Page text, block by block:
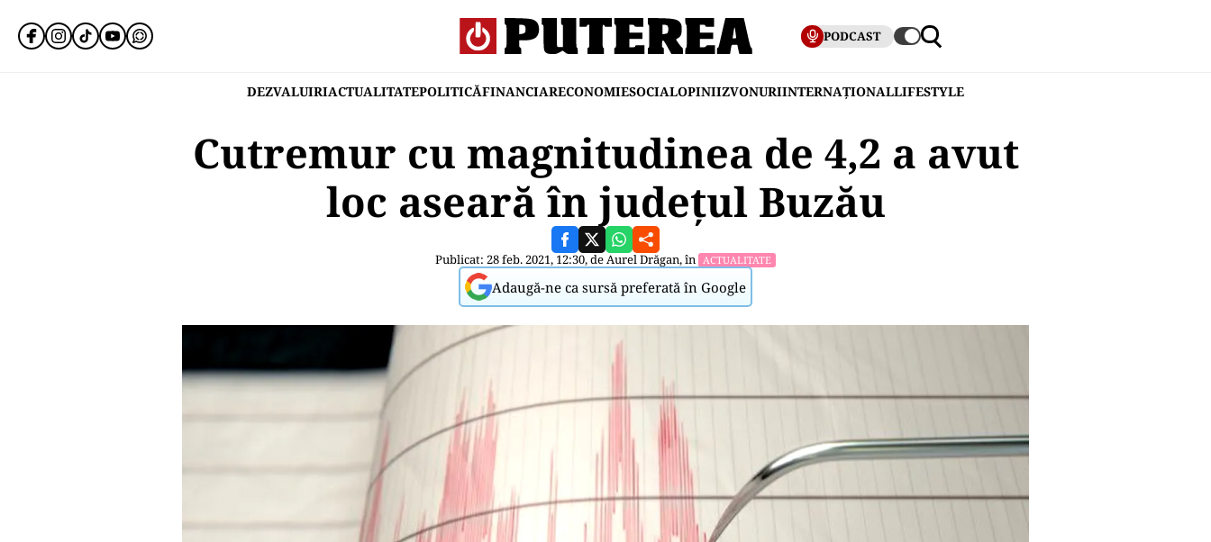
PODCAST
DEZVALUIRIACTUALITATEPOLITICĂFINANCIARECONOMIESOCIALOPINIIZVONURIINTERNAȚIONALLIFESTYLE
Cutremur cu magnitudinea de 4,2 a avut
loc aseară în județul Buzău
Publicat: 28 feb. 2021, 12:30, deAurel Drăgan, în ACTUALITATE
Adaugă-ne ca sursă preferată în Google